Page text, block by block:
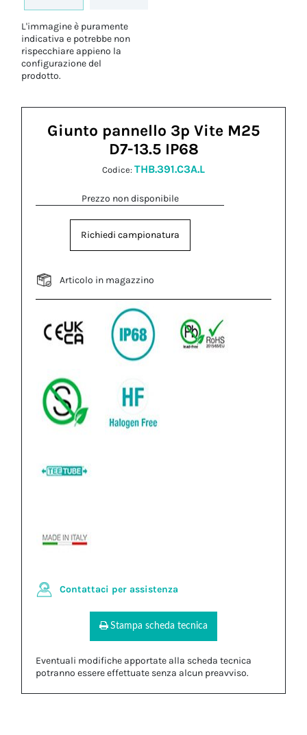
L'immagine è puramente
indicativa e potrebbe non
rispecchiare appieno la
configurazione del
prodotto.
Giunto pannello 3p Vite M25
D7-13.5 IP68
Codice: THB.391.C3A.L
Prezzo non disponibile
Richiedi campionatura
Articolo in magazzino
Contattaci per assistenza
Stampa scheda tecnica
Eventuali modifiche apportate alla scheda tecnica
potranno essere effettuate senza alcun preavviso.